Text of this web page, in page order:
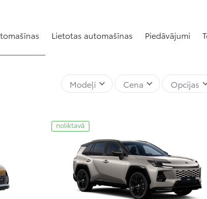
Lietotas automašīnas Piedāvājumi
Modeļi Cena Opcijas
noliktavā